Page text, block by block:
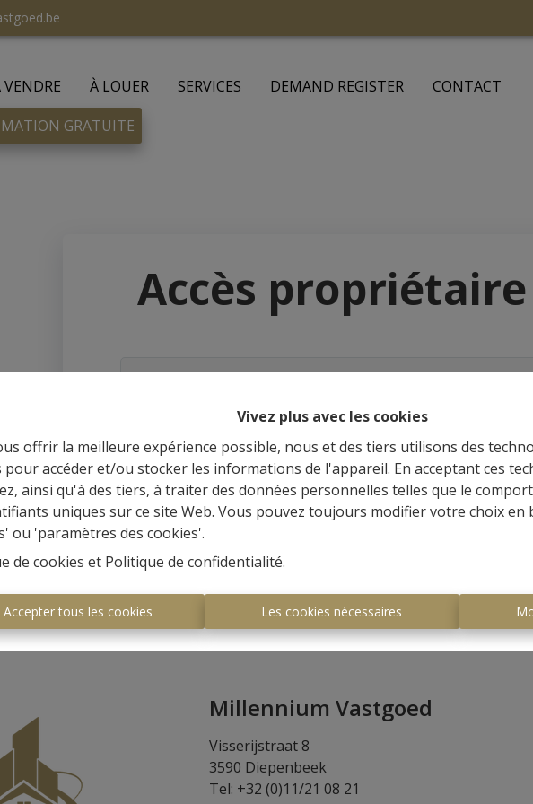
Vivez plus avec les cookies
offrir la meilleure expérience possible, nous et des tiers utilisons des
pour accéder et/ou stocker les informations de l'appareil. En acceptant ces
ainsi qu'à des tiers, à traiter des données personnelles telles que le
uniques sur ce site Web. Vous pouvez toujours modifier votre choix en
ou 'paramètres des cookies'.
de cookies et Politique de confidentialité.
Accepter tous les cookies Les cookies nécessaires
VENDRE À LOUER SERVICES DEMAND REGISTER
CONTACT
GRATUITE
Accès propriétaire
Login
Millennium Vastgoed
Visserijstraat 8
3590 Diepenbeek
Tel: +32 (0)11/21 08 21